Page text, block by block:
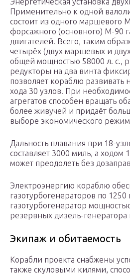
Применительно к одной
состоит из одного маршевого
форсажного (основного) М-90
двигателей. Всего, таким
четырёх (двух маршевых и
общей мощностью 58000 л. с.,
редукторы на два винта
позволяет кораблю развивать
хода 30 узлов. При
агрегатов способен вращать
более живучей и придаёт
выборе экономического
Дальность плавания при 18-
составляет 3000 миль, а ходом
может преодолеть без
Электроэнергию кораблю
газотурбогенераторов по 1250
газотурбогенератор
резервных дизель-
Экипаж и обитаемость
Корабли проекта снабжены
также скуловыми килями,